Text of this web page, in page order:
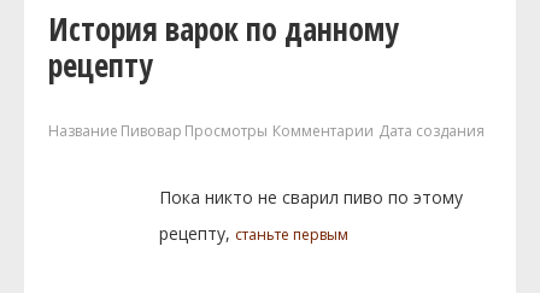
История варок по данному
рецепту
Название Пивовар Просмотры Комментарии Дата создания
Пока никто не сварил пиво по этому
рецепту, станьте первым